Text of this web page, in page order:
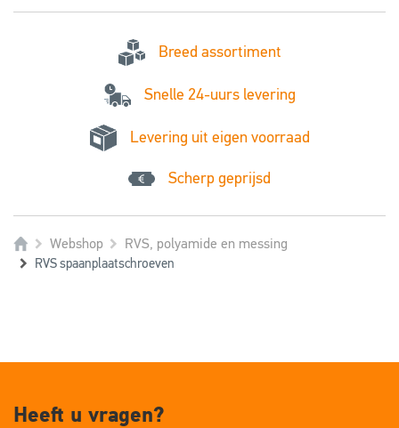
Breed assortiment
Snelle 24-uurs levering
Levering uit eigen voorraad
Scherp geprijsd
Webshop RVS, polyamide en messing
RVS spaanplaatschroeven
Heeft u vragen?